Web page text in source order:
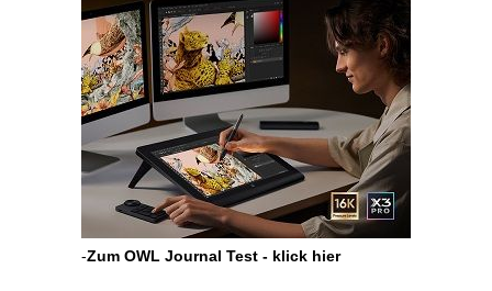
-Zum OWL Journal Test - klick hier